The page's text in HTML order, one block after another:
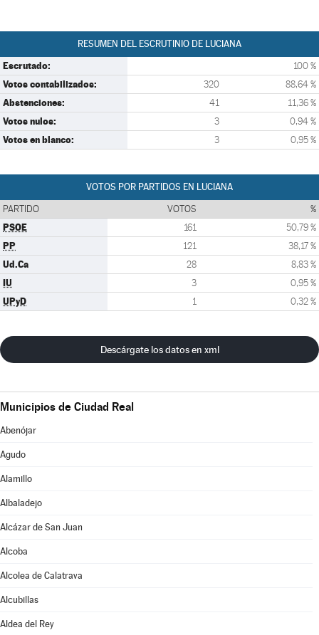
RESUMEN DEL ESCRUTINIO DE LUCIANA
Escrutado: 100 %
Votos contabilizados: 320 88,64 %
Abstenciones: 41 11,36 %
Votos nulos: 3 0,94 %
Votos en blanco: 3 0,95 %
VOTOS POR PARTIDOS EN LUCIANA
PARTIDO VOTOS %
PSOE 161 50,79 %
PP 121 38,17 %
Ud.Ca 28 8,83 %
IU 3 0,95 %
UPyD 1 0,32 %
Descárgate los datos en xml
Municipios de Ciudad Real
Abenójar
Agudo
Alamillo
Albaladejo
Alcázar de San Juan
Alcoba
Alcolea de Calatrava
Alcubillas
Aldea del Rey